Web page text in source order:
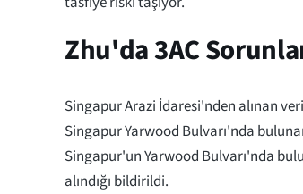
Zhu'da 3AC
Singapur Arazi İdaresi'nden alınan
Singapur Yarwood Bulvarı'nda
Singapur'un Yarwood Bulvarı'nda
alındığı bildirildi.